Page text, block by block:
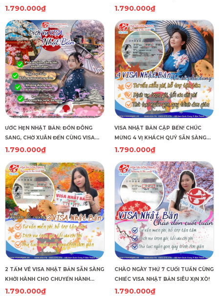
APPROVE! 🌸
1.790.000₫
THỀM NGUYÊN ĐÁN! 🌸
1.790.000₫
ƯỚC HẸN NHẬT BẢN: ĐÓN ĐÔNG
SANG, CHỜ XUÂN ĐẾN CÙNG VISA
SÀI GÒN!
1.790.000₫
VISA NHẬT BẢN CẬP BẾN! CHÚC
MỪNG 4 VỊ KHÁCH QUÝ SẴN SÀNG
KHỞI HÀNH! 🍁
1.790.000₫
2 TẤM VÉ VISA NHẬT BẢN SẴN SÀNG
KHỞI HÀNH CHO CHUYẾN HÀNH
TRÌNH SĂN LÁ VÀNG!
1.790.000₫
CHÀO NGÀY THỨ 7 CUỐI TUẦN CÙNG
CHIẾC VISA NHẬT BẢN SIÊU XỊN XÒ!
1.790.000₫